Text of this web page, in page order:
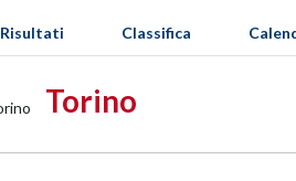
Risultati Classifica
Torino